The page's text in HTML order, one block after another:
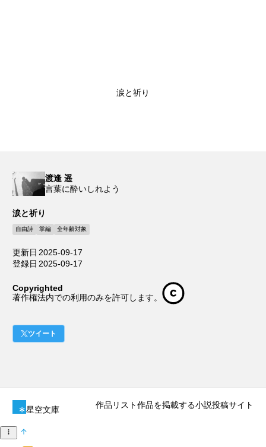
涙と祈り
渡逢 遥
言葉に酔いしれよう
涙と祈り
自由詩 掌編 全年齢対象
更新日 2025-09-17
登録日 2025-09-17
Copyrighted
著作権法内での利用のみを許可します。
ツイート
星空文庫 作品リスト作品を掲載する小説投稿サイト